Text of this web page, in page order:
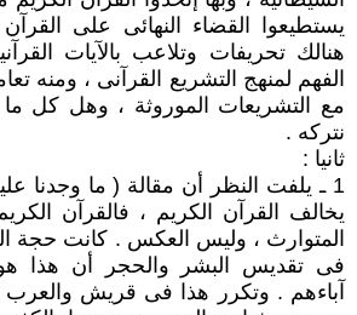
يستطيعوا القضاء النهائى على
هنالك تحريفات وتلاعب بالآيات
الفهم لمنهج التشريع القرآنى ، ومنه
مع التشريعات الموروثة ، وهل كل ما
نتركه .
ثانيا :
1 ـ يلفت النظر أن مقالة ( ما وجدنا
يخالف القرآن الكريم ، فالقرآن
المتوارث ، وليس العكس . كانت حجة
فى تقديس البشر والحجر أن هذا
آباءهم . وتكرر هذا فى قريش والعرب